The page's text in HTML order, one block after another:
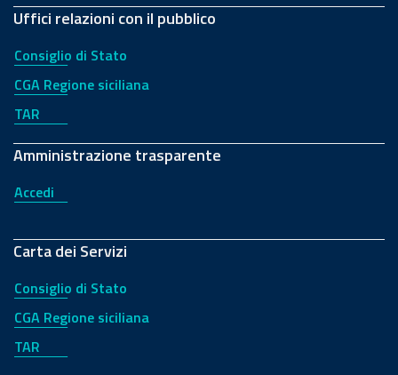
Uffici relazioni con il pubblico
Consiglio di Stato
CGA Regione siciliana
TAR
Amministrazione trasparente
Accedi
Carta dei Servizi
Consiglio di Stato
CGA Regione siciliana
TAR